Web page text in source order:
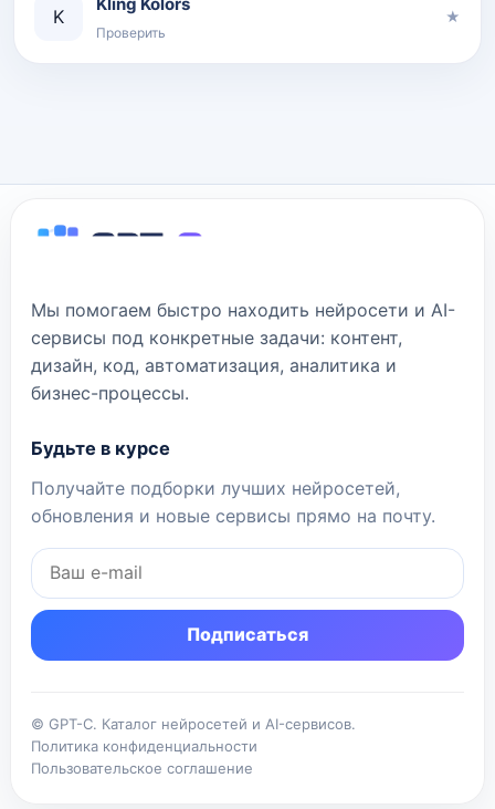
K
Проверить
★
Мы помогаем быстро находить нейросети и AI-
сервисы под конкретные задачи: контент,
дизайн, код, автоматизация, аналитика и
бизнес-процессы.
Будьте в курсе
Получайте подборки лучших нейросетей,
обновления и новые сервисы прямо на почту.
Подписаться
© GPT-C. Каталог нейросетей и AI-сервисов.
Политика конфиденциальности
Пользовательское соглашение